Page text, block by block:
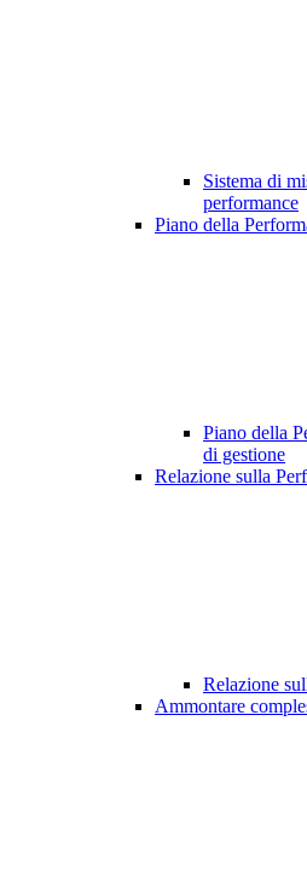
Sistema di
performance
Piano della
Piano della
di gestione
Relazione sulla
Relazione
Ammontare